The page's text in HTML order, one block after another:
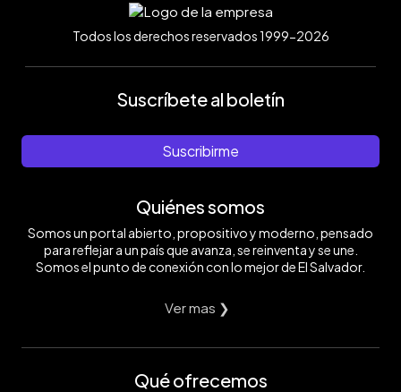
Todos los derechos reservados 1999-2026
Suscríbete al boletín
Suscribirme
Quiénes somos
Somos un portal abierto, propositivo y moderno, pensado
para reflejar a un país que avanza, se reinventa y se une.
Somos el punto de conexión con lo mejor de El Salvador.
Ver mas ❯
Qué ofrecemos